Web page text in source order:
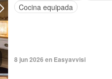
Cocina equipada
8 jun 2026 en Easyavvisi